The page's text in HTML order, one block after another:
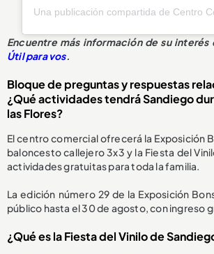
Encuentre más información de su interés
Útil para vos.
Bloque de preguntas y respuestas
¿Qué actividades tendrá Sandiego
las Flores?
El centro comercial ofrecerá la Exposición
baloncesto callejero 3x3 y la Fiesta del
actividades gratuitas para toda la familia.
La edición número 29 de la Exposición
público hasta el 30 de agosto, con ingreso
¿Qué es la Fiesta del Vinilo de